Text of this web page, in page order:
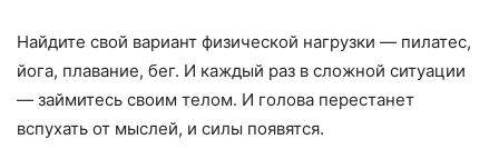
Найдите свой вариант физической нагрузки — пилатес,
йога, плавание, бег. И каждый раз в сложной ситуации
— займитесь своим телом. И голова перестанет
вспухать от мыслей, и силы появятся.